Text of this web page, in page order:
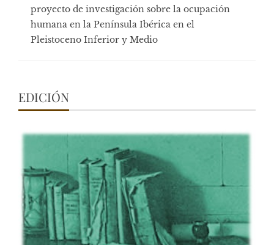
proyecto de investigación sobre la ocupación
humana en la Península Ibérica en el
Pleistoceno Inferior y Medio
EDICIÓN